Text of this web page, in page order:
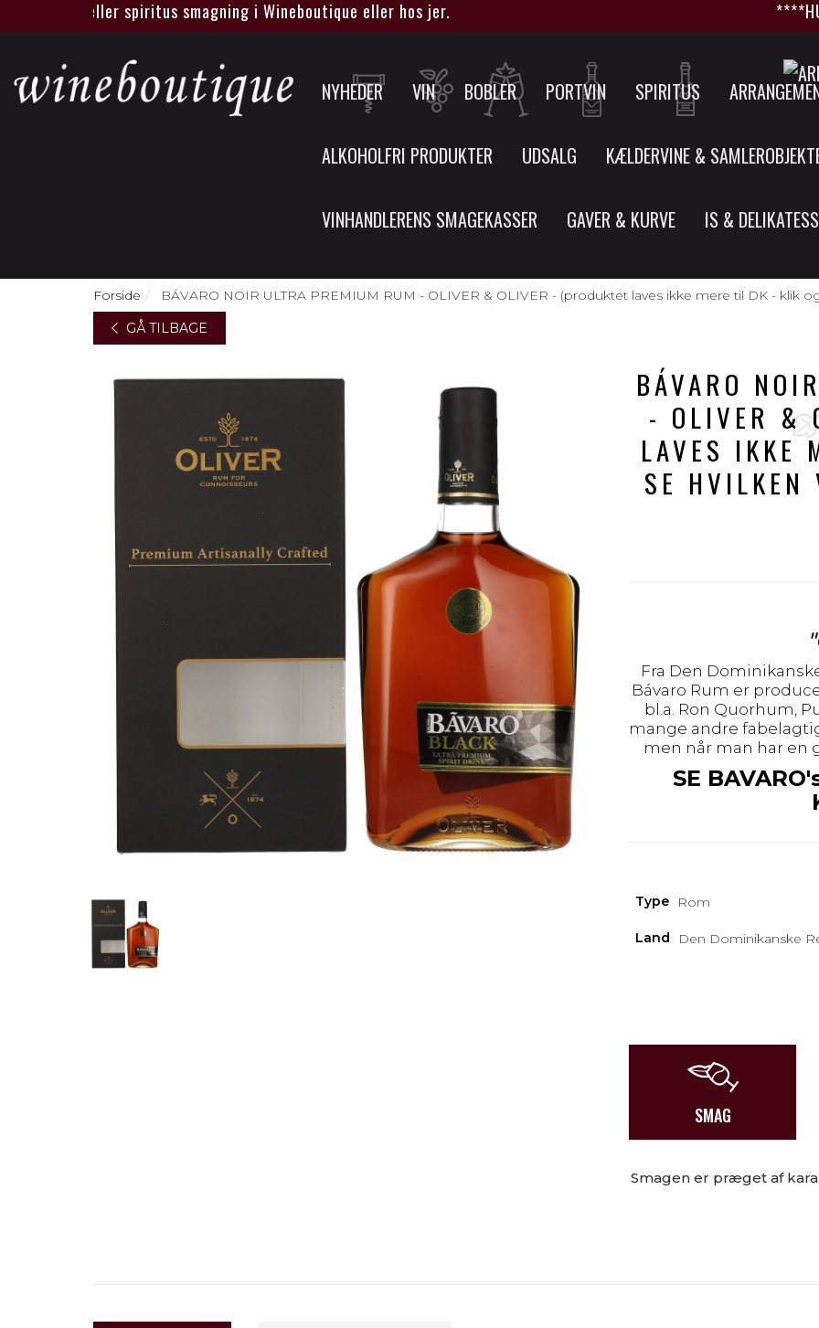
vin eller spiritus smagning i Wineboutique eller hos jer.
NYHEDER VIN BOBLER PORTVIN SPIRITUS
ALKOHOLFRI PRODUKTER UDSALG KÆLDERVINE &
VINHANDLERENS SMAGEKASSER GAVER & KURVE IS &
Forside
BÁVARO NOIR ULTRA PREMIUM RUM - OLIVER & OLIVER - (produktet laves ikke mere til DK - klik
GÅ TILBAGE
BÁVARO
- OLIVER &
LAVES IKKE
SE
Fra Den
Bávaro Rum er
bl.a. Ron Quorhum,
mange andre
men når man har en
SE
Type Rom
Land Den Dominikanske
SMAG
Smagen er præget af